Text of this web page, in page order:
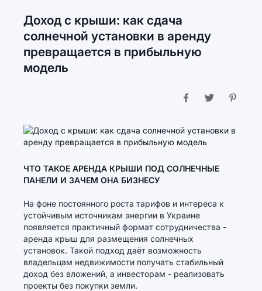
Доход с крыши: как сдача
солнечной установки в аренду
превращается в прибыльную
модель
ЧТО ТАКОЕ АРЕНДА КРЫШИ ПОД СОЛНЕЧНЫЕ
ПАНЕЛИ И ЗАЧЕМ ОНА БИЗНЕСУ
На фоне постоянного роста тарифов и интереса к
устойчивым источникам энергии в Украине
появляется практичный формат сотрудничества -
аренда крыш для размещения солнечных
установок. Такой подход даёт возможность
владельцам недвижимости получать стабильный
доход без вложений, а инвесторам - реализовать
проекты без покупки земли.